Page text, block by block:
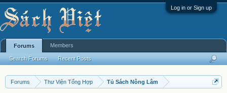
Log in or Sign up
Forums Thư Viện Tổng Hợp Tủ Sách Nông Lâm
Forums
Search Forums Recent Posts
Members